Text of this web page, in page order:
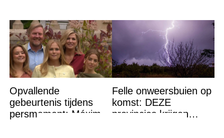
Opvallende
gebeurtenis tijdens
persmoment: Máxima
Felle onweersbuien op
komst: DEZE
provincies krijgen